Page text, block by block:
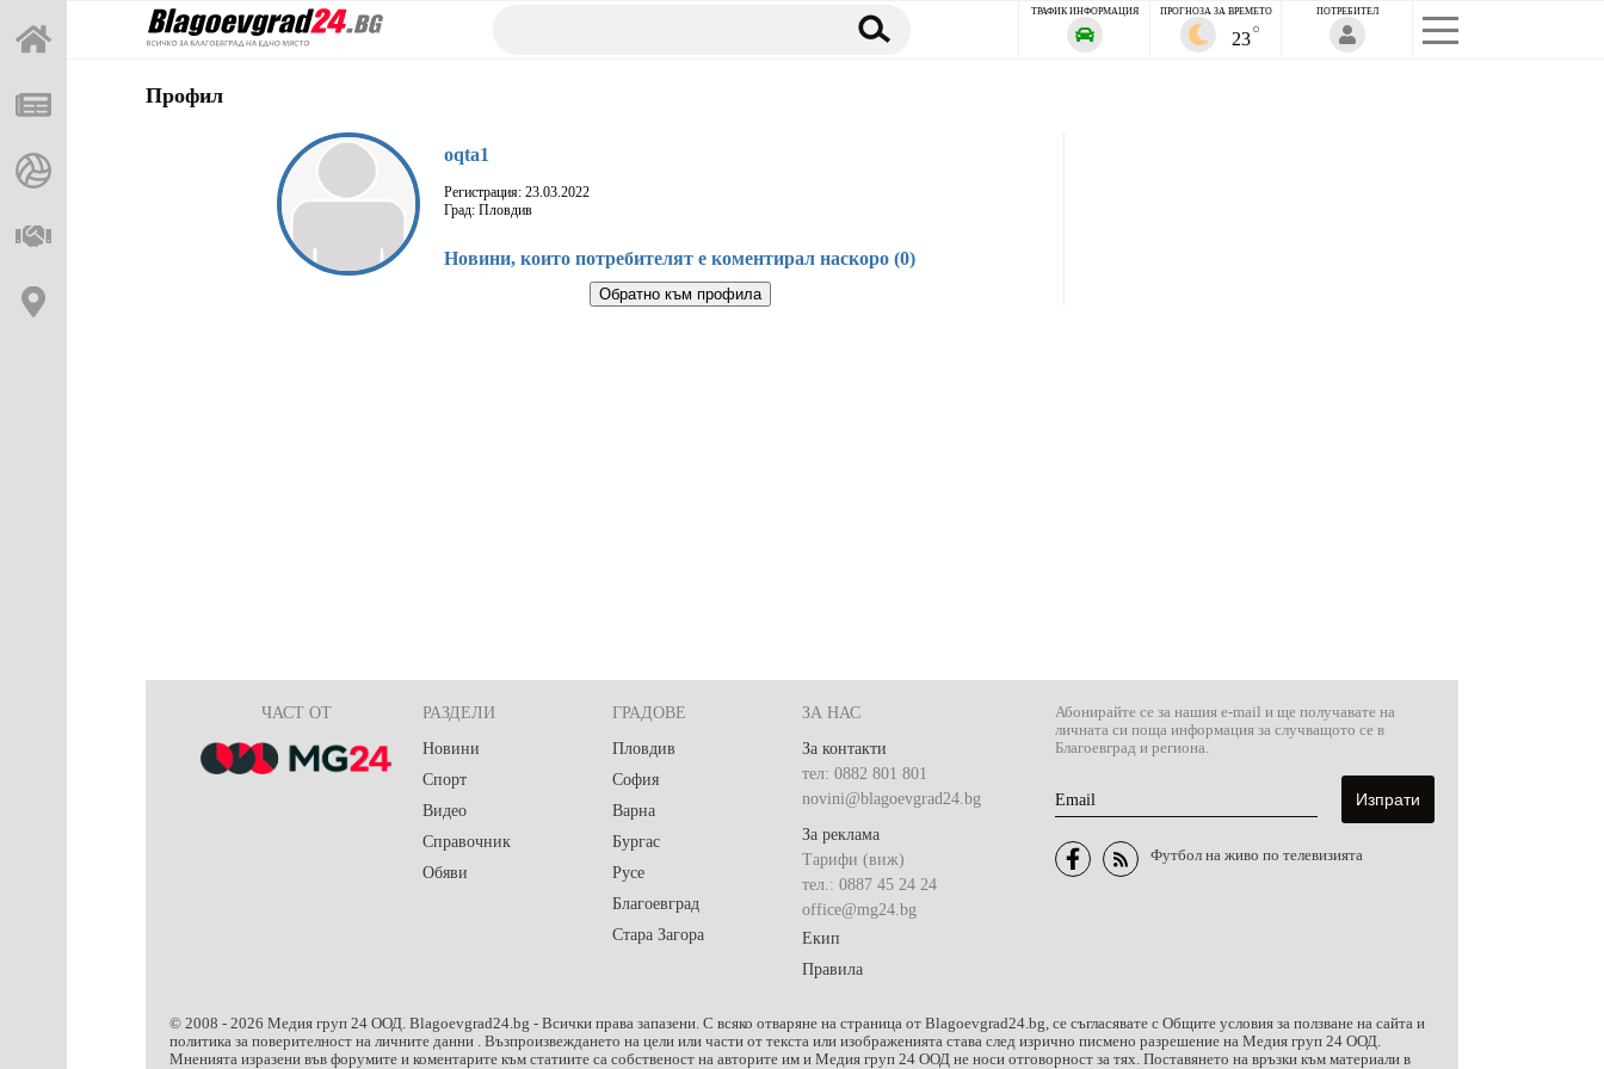
ПОТРЕБИТЕЛ
ПРОГНОЗА ЗА ВРЕМЕТО
23
ТРАФИК ИНФОРМАЦИЯ
Профил
oqta1
Регистрация: 23.03.2022
Град: Пловдив
Новини, които потребителят е коментирал наскоро (0)
Обратно към профила
ЧАСТ ОТ
РАЗДЕЛИ
Новини
Спорт
Видео
Справочник
Обяви
ГРАДОВЕ
Пловдив
София
Варна
Бургас
Русе
Благоевград
Стара Загора
ЗА НАС
За контакти
тел: 0882 801 801
novini@blagoevgrad24.bg
За реклама
Тарифи (виж)
тел.: 0887 45 24 24
office@mg24.bg
Екип
Правила
Абонирайте се за нашия e-mail и ще получавате на
личната си поща информация за случващото се в
Благоевград и региона.
Email
Футбол на живо по телевизията
© 2008 - 2026 Медия груп 24 ООД. Blagoevgrad24.bg - Всички права запазени. С всяко отваряне на страница от Blagoevgrad24.bg, се съгласявате с Общите условия за ползване на сайта и
политика за поверителност на личните данни . Възпроизвеждането на цели или части от текста или изображенията става след изрично писмено разрешение на Медия груп 24 ООД.
Мненията изразени във форумите и коментарите към статиите са собственост на авторите им и Медия груп 24 ООД не носи отговорност за тях. Поставянето на връзки към материали в